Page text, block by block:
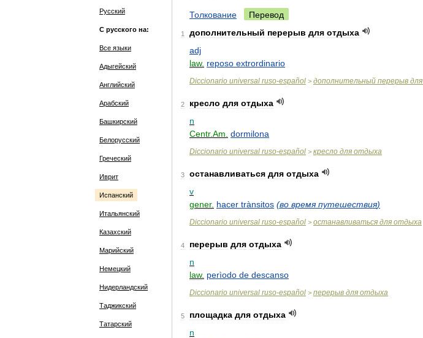
Русский
С русского на:
Все языки
Адыгейский
Английский
Арабский
Башкирский
Белорусский
Греческий
Иврит
Испанский
Итальянский
Казахский
Марийский
Немецкий
Нидерландский
Таджикский
Татарский
Толкование Перевод
1 дополнительный перерыв для отдыха
adj
law. reposo extrordinario
Diccionario universal ruso-español > дополнительный перерыв для
2 кресло для отдыха
n
Centr.Am dormilona
Diccionario universal ruso-español > кресло для отдыха
3 останавливаться для отдыха
v
gener. hacer trànsitos (во время путешествия)
Diccionario universal ruso-español > останавливаться для отдыха
4 перерыв для отдыха
n
law. perìodo de descanso
Diccionario universal ruso-español > перерыв для отдыха
5 площадка для отдыха
n